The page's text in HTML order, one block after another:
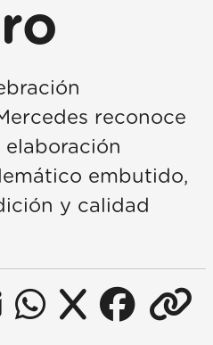
reconoce
elaboración
embutido,
y calidad